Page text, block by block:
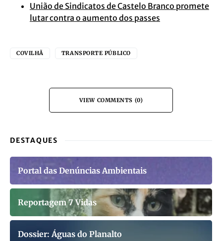
União de Sindicatos de Castelo Branco promete
lutar contra o aumento dos passes
COVILHÃ TRANSPORTE PÚBLICO
VIEW COMMENTS (0)
DESTAQUES
Portal das Denúncias Ambientais
Reportagem 7 Vidas
Dossier: Águas do Planalto